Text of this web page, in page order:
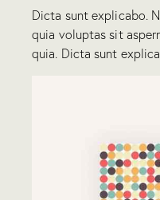
Dicta sunt explicabo.
quia voluptas sit
quia. Dicta sunt